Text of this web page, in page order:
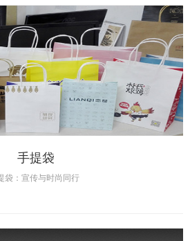
手提袋
袋：宣传与时尚同行